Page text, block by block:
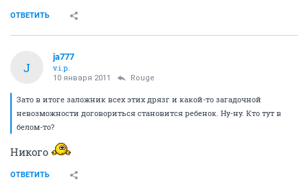
ОТВЕТИТЬ
J
ja777
v.i.p.
10 января 2011 Rouge
Зато в итоге заложник всех этих дрязг и какой-то загадочной
невозможности договориться становится ребенок. Ну-ну. Кто тут в
белом-то?
Никого
ОТВЕТИТЬ